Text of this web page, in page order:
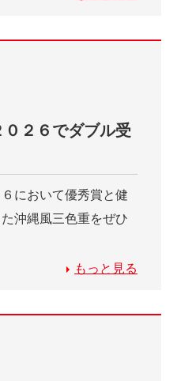
２６でダブル受
において優秀賞と健
沖縄風三色重をぜひ
もっと見る